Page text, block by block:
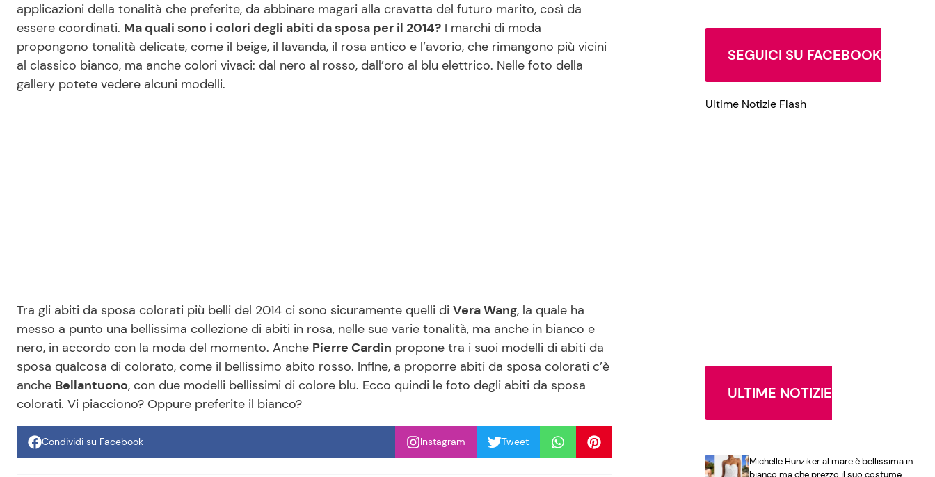
applicazioni della tonalità che preferite, da abbinare magari alla cravatta del futuro marito, così da
essere coordinati. Ma quali sono i colori degli abiti da sposa per il 2014? I marchi di moda
propongono tonalità delicate, come il beige, il lavanda, il rosa antico e l’avorio, che rimangono più vicini
al classico bianco, ma anche colori vivaci: dal nero al rosso, dall’oro al blu elettrico. Nelle foto della
gallery potete vedere alcuni modelli.
Tra gli abiti da sposa colorati più belli del 2014 ci sono sicuramente quelli di Vera Wang, la quale ha
messo a punto una bellissima collezione di abiti in rosa, nelle sue varie tonalità, ma anche in bianco e
nero, in accordo con la moda del momento. Anche Pierre Cardin propone tra i suoi modelli di abiti da
sposa qualcosa di colorato, come il bellissimo abito rosso. Infine, a proporre abiti da sposa colorati c’è
anche Bellantuono, con due modelli bellissimi di colore blu. Ecco quindi le foto degli abiti da sposa
colorati. Vi piacciono? Oppure preferite il bianco?
Condividi su Facebook Instagram Tweet
SEGUICI SU FACEBOOK
Ultime Notizie Flash
ULTIME NOTIZIE
Michelle Hunziker al mare è bellissima in